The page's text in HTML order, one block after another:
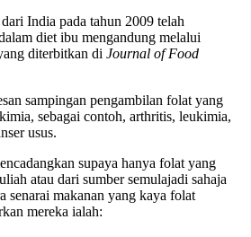
India pada tahun 2009 telah
diet ibu mengandung melalui
diterbitkan di Journal of Food
sampingan pengambilan folat yang
sebagai contoh, arthritis, leukimia,
usus.
supaya hanya folat yang
atau dari sumber semulajadi sahaja
senarai makanan yang kaya folat
mereka ialah: